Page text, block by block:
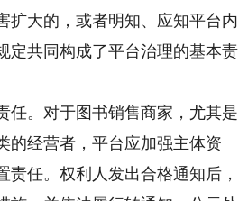
扩大的，或者明知、应知平台内
定共同构成了平台治理的基本责
。对于图书销售商家，尤其是
的经营者，平台应加强主体资
任。权利人发出合格通知后，